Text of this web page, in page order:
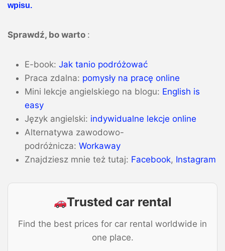
wpisu.
Sprawdź, bo warto :
E-book: Jak tanio podróżować
Praca zdalna: pomysły na pracę online
Mini lekcje angielskiego na blogu: English is
easy
Język angielski: indywidualne lekcje online
Alternatywa zawodowo-
podróżnicza: Workaway
Znajdziesz mnie też tutaj: Facebook, Instagram
Trusted car rental
Find the best prices for car rental worldwide in
one place.